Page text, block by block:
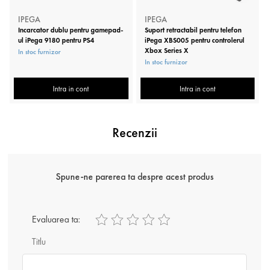
IPEGA
Incarcator dublu pentru gamepad-
ul iPega 9180 pentru PS4
In stoc furnizor
Intra in cont
IPEGA
Suport retractabil pentru telefon
iPega XBS005 pentru controlerul
Xbox Series X
In stoc furnizor
Intra in cont
Recenzii
Spune-ne parerea ta despre acest produs
Titlu
Evaluarea ta: